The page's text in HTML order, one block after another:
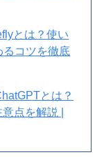
とは？使い
るコツを徹底
とは？
点を解説 |